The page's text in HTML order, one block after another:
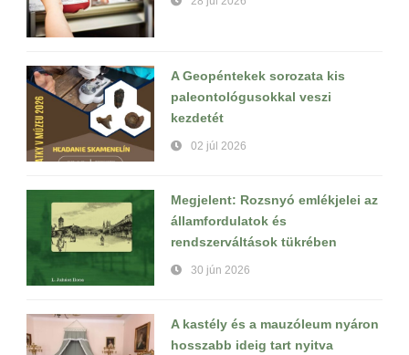
A Geopéntekek sorozata kis
paleontológusokkal veszi
kezdetét
02 júl 2026
Megjelent: Rozsnyó emlékjelei az
államfordulatok és
rendszerváltások tükrében
30 jún 2026
A kastély és a mauzóleum nyáron
hosszabb ideig tart nyitva